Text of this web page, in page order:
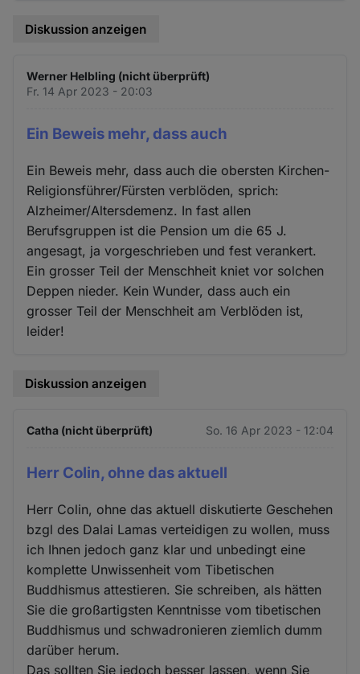
Diskussion anzeigen
Werner Helbling (nicht überprüft)
Fr. 14 Apr 2023 - 20:03
Ein Beweis mehr, dass auch
Ein Beweis mehr, dass auch die obersten Kirchen-
Religionsführer/Fürsten verblöden, sprich:
Alzheimer/Altersdemenz. In fast allen
Berufsgruppen ist die Pension um die 65 J.
angesagt, ja vorgeschrieben und fest verankert.
Ein grosser Teil der Menschheit kniet vor solchen
Deppen nieder. Kein Wunder, dass auch ein
grosser Teil der Menschheit am Verblöden ist,
leider!
Diskussion anzeigen
Catha (nicht überprüft) So. 16 Apr 2023 - 12:04
Herr Colin, ohne das aktuell
Herr Colin, ohne das aktuell diskutierte Geschehen
bzgl des Dalai Lamas verteidigen zu wollen, muss
ich Ihnen jedoch ganz klar und unbedingt eine
komplette Unwissenheit vom Tibetischen
Buddhismus attestieren. Sie schreiben, als hätten
Sie die großartigsten Kenntnisse vom tibetischen
Buddhismus und schwadronieren ziemlich dumm
darüber herum.
Das sollten Sie jedoch besser lassen, wenn Sie